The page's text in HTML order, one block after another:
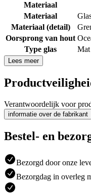
Materiaal
Materiaal
Materiaal (detail)
Oorsprong van hout
Type glas
Mat
Lees meer
Verantwoordelijk voor
informatie over de fabrikant
Bestel- en
Bezorgd door onze
Bezorgdag in overleg